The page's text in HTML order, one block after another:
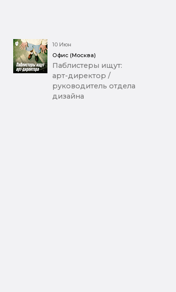
10 Июн
Офис (Москва)
Паблистеры ищут:
арт-директор /
руководитель отдела
дизайна